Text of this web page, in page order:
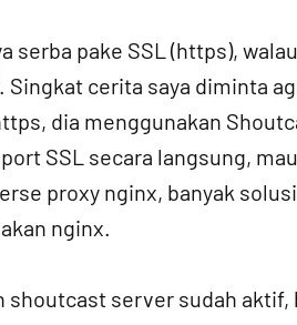
serba pake SSL (https),
Singkat cerita saya diminta
dia menggunakan
SSL secara langsung,
proxy nginx, banyak
nginx.
shoutcast server sudah